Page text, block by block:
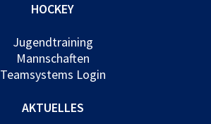
HOCKEY
Jugendtraining
Mannschaften
Teamsystems Login
AKTUELLES